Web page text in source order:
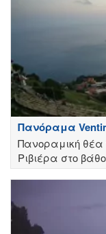
Πανόραμα
Πανοραμική θέα
Ριβιέρα στο